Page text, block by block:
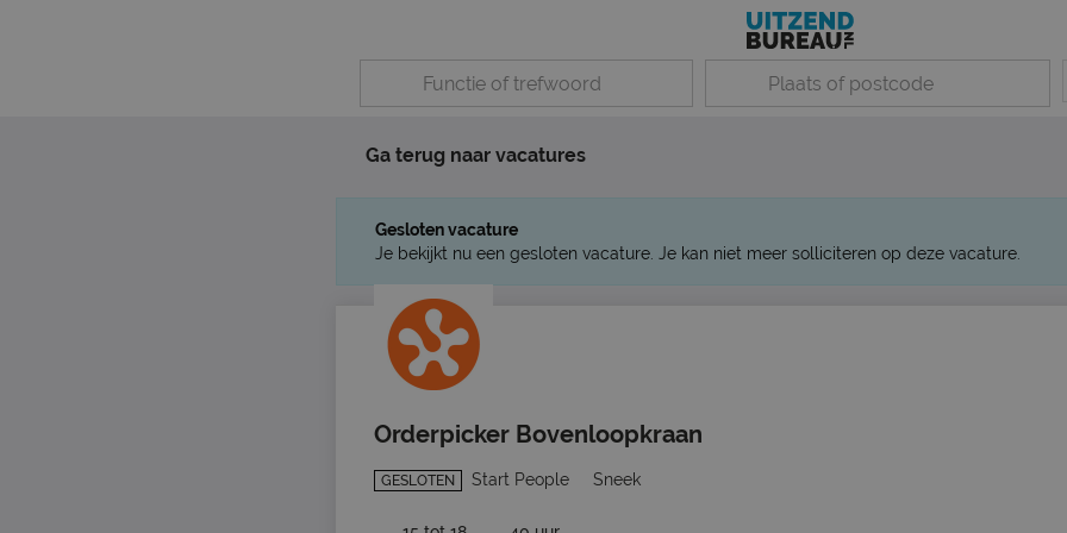
Ga terug naar vacatures
Gesloten vacature
Je bekijkt nu een gesloten vacature. Je kan niet meer solliciteren op deze vacature.
Orderpicker Bovenloopkraan
GESLOTEN Start People Sneek